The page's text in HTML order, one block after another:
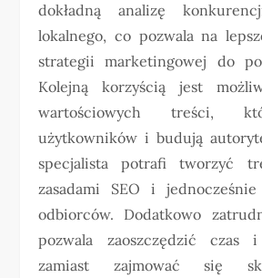
dokładną analizę
lokalnego, co pozwala na
strategii marketingowej do
Kolejną korzyścią jest
wartościowych treści,
użytkowników i budują
specjalista potrafi tworzyć
zasadami SEO i
odbiorców. Dodatkowo
pozwala zaoszczędzić czas
zamiast zajmować się